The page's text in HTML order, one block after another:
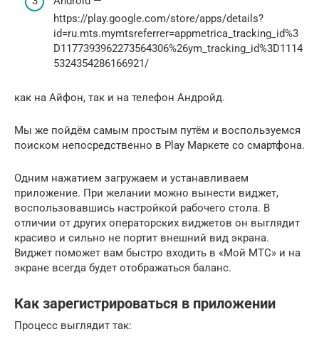
https://play.google.com/store/apps/details?
id=ru.mts.mymtsreferrer=appmetrica_tracking_id%3
D1177393962273564306%26ym_tracking_id%3D1114
5324354286166921/
как на Айфон, так и на телефон Андройд.
Мы же пойдём самым простым путём и воспользуемся
поиском непосредственно в Play Маркете со смартфона.
Одним нажатием загружаем и устанавливаем
приложение. При желании можно вынести виджет,
воспользовавшись настройкой рабочего стола. В
отличии от других операторских виджетов он выглядит
красиво и сильно не портит внешний вид экрана.
Виджет поможет вам быстро входить в «Мой МТС» и на
экране всегда будет отображаться баланс.
Как зарегистрироваться в приложении
Процесс выглядит так: